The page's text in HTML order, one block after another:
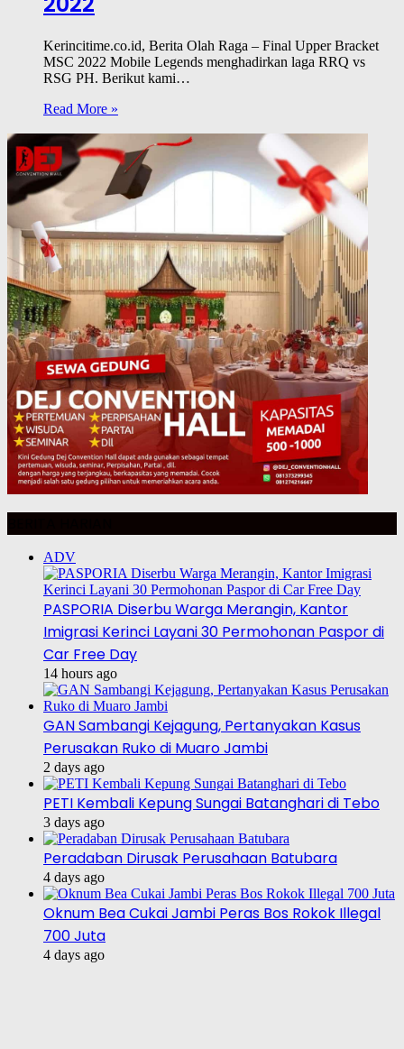
Kerincitime.co.id, Berita Olah Raga – Final Upper Bracket
MSC 2022 Mobile Legends menghadirkan laga RRQ vs
RSG PH. Berikut kami…
Read More »
ADV
PASPORIA Diserbu Warga Merangin, Kantor
Imigrasi Kerinci Layani 30 Permohonan Paspor di
Car Free Day
14 hours ago
GAN Sambangi Kejagung, Pertanyakan Kasus
Perusakan Ruko di Muaro Jambi
2 days ago
PETI Kembali Kepung Sungai Batanghari di Tebo
3 days ago
Peradaban Dirusak Perusahaan Batubara
4 days ago
Oknum Bea Cukai Jambi Peras Bos Rokok Illegal
700 Juta
4 days ago